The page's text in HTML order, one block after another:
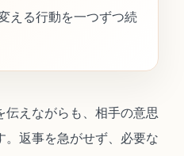
える行動を一つずつ続
伝えながらも、相手の意思
。返事を急がせず、必要な